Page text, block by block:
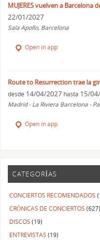
MUJERES vuelven a Barcelona
22/01/2027
Sala Apollo, Barcelona
Open in app
Route to Resurrection trae la
desde 14/04/2027 hasta 15/
Madrid - La Riviera Barcelona -
Open in app
CATEGORÍAS
CONCIERTOS RECOMENDADOS
CRÓNICAS DE CONCIERTOS (627)
DISCOS (19)
ENTREVISTAS (19)